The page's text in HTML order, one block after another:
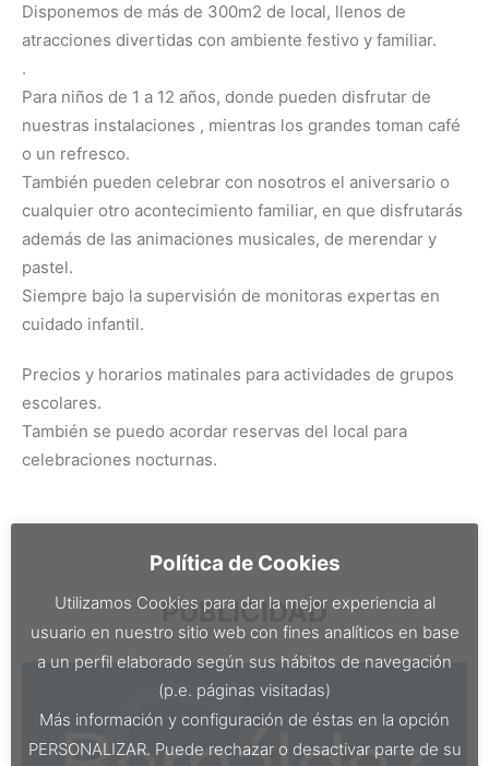
Disponemos de más de 300m2 de local, llenos de
atracciones divertidas con ambiente festivo y familiar.
.
Para niños de 1 a 12 años, donde pueden disfrutar de
nuestras instalaciones , mientras los grandes toman café
o un refresco.
También pueden celebrar con nosotros el aniversario o
cualquier otro acontecimiento familiar, en que disfrutarás
además de las animaciones musicales, de merendar y
pastel.
Siempre bajo la supervisión de monitoras expertas en
cuidado infantil.
Precios y horarios matinales para actividades de grupos
escolares.
También se puedo acordar reservas del local para
celebraciones nocturnas.
PUBLICIDAD
Política de Cookies
Utilizamos Cookies para dar la mejor experiencia al
usuario en nuestro sitio web con fines analíticos en base
a un perfil elaborado según sus hábitos de navegación
(p.e. páginas visitadas)
Más información y configuración de éstas en la opción
PERSONALIZAR. Puede rechazar o desactivar parte de su